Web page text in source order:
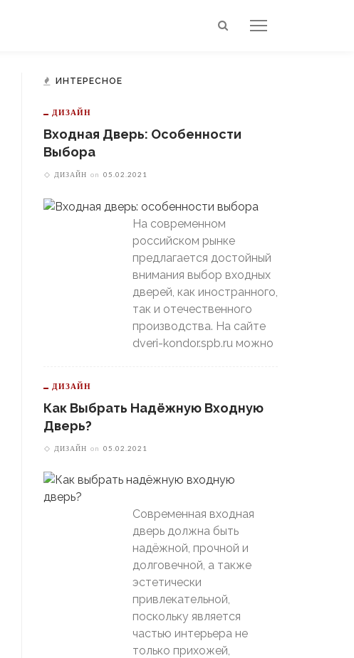
ИНТЕРЕСНОЕ
ДИЗАЙН
Входная Дверь: Особенности
Выбора
ДИЗАЙН on 05.02.2021
На современном
российском рынке
предлагается достойный
внимания выбор входных
дверей, как иностранного,
так и отечественного
производства. На сайте
dveri-kondor.spb.ru можно
ДИЗАЙН
Как Выбрать Надёжную Входную
Дверь?
ДИЗАЙН on 05.02.2021
Современная входная
дверь должна быть
надёжной, прочной и
долговечной, а также
эстетически
привлекательной,
поскольку является
частью интерьера не
только прихожей,